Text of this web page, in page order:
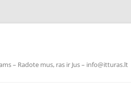
– Radote mus, ras ir Jus – info@itturas.lt